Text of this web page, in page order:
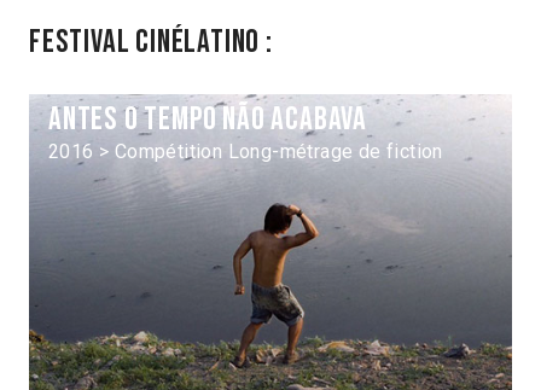
Festival Cinélatino :
Antes o tempo não acabava
2016 > Compétition Long-métrage de fiction